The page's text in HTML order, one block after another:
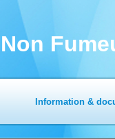
Information &